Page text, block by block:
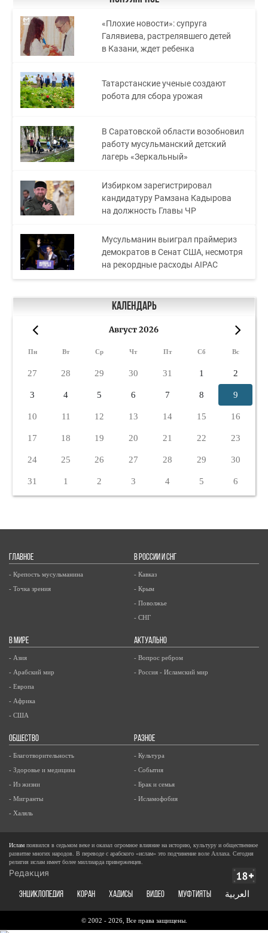
«Плохие новости»: супруга
Галявиева, растрелявшего детей
в Казани, ждет ребенка
Татарстанские ученые создают
робота для сбора урожая
В Саратовской области возобновил
работу мусульманский детский
лагерь «Зеркальный»
Избирком зарегистрировал
кандидатуру Рамзана Кадырова
на должность Главы ЧР
Мусульманин выиграл праймериз
демократов в Сенат США, несмотря
на рекордные расходы AIPAC
Календарь
Август 2026
Пн Вт Ср Чт Пт Сб Вс
27 28 29 30 31 1 2
3 4 5 6 7 8 9
10 11 12 13 14 15 16
17 18 19 20 21 22 23
24 25 26 27 28 29 30
31 1 2 3 4 5 6
ГЛАВНОЕ
- Крепость мусульманина
- Точка зрения
В РОССИИ И СНГ
- Кавказ
- Крым
- Поволжье
- СНГ
В МИРЕ
- Азия
- Арабский мир
- Европа
- Африка
- США
АКТУАЛЬНО
- Вопрос ребром
- Россия - Исламский мир
ОБЩЕСТВО
- Благотворительность
- Здоровье и медицина
- Из жизни
- Мигранты
- Халяль
РАЗНОЕ
- Культура
- События
- Брак и семья
- Исламофобия
Ислам появился в седьмом веке и оказал огромное влияние на историю, культуру и общественное
развитие многих народов. В переводе с арабского «ислам» это подчинение воле Аллаха. Сегодня
религия ислам имеет более миллиарда приверженцев.
Редакция
ЭНЦИКЛОПЕДИЯ КОРАН ХАДИСЫ ВИДЕО Муфтияты العربية
© 2002 - 2026, Все права защищены.